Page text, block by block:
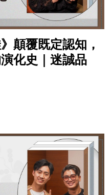
顛覆既定認知，
化史｜迷誠品